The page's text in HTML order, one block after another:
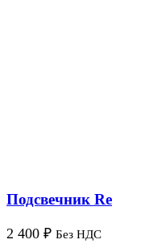
Подсвечник Re
2 400 ₽ Без НДС